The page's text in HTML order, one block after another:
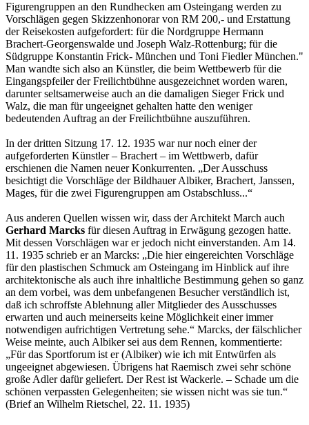
Figurengruppen an den Rundhecken am Osteingang werden zu
Vorschlägen gegen Skizzenhonorar von RM 200,- und Erstattung
der Reisekosten aufgefordert: für die Nordgruppe Hermann
Brachert-Georgenswalde und Joseph Walz-Rottenburg; für die
Südgruppe Konstantin Frick- München und Toni Fiedler München."
Man wandte sich also an Künstler, die beim Wettbewerb für die
Eingangspfeiler der Freilichtbühne ausgezeichnet worden waren,
darunter seltsamerweise auch an die damaligen Sieger Frick und
Walz, die man für ungeeignet gehalten hatte den weniger
bedeutenden Auftrag an der Freilichtbühne auszuführen.
In der dritten Sitzung 17. 12. 1935 war nur noch einer der
aufgeforderten Künstler – Brachert – im Wettbwerb, dafür
erschienen die Namen neuer Konkurrenten. „Der Ausschuss
besichtigt die Vorschläge der Bildhauer Albiker, Brachert, Janssen,
Mages, für die zwei Figurengruppen am Ostabschluss...“
Aus anderen Quellen wissen wir, dass der Architekt March auch
Gerhard Marcks für diesen Auftrag in Erwägung gezogen hatte.
Mit dessen Vorschlägen war er jedoch nicht einverstanden. Am 14.
11. 1935 schrieb er an Marcks: „Die hier eingereichten Vorschläge
für den plastischen Schmuck am Osteingang im Hinblick auf ihre
architektonische als auch ihre inhaltliche Bestimmung gehen so ganz
an dem vorbei, was dem unbefangenen Besucher verständlich ist,
daß ich schroffste Ablehnung aller Mitglieder des Ausschusses
erwarten und auch meinerseits keine Möglichkeit einer immer
notwendigen aufrichtigen Vertretung sehe.“ Marcks, der fälschlicher
Weise meinte, auch Albiker sei aus dem Rennen, kommentierte:
„Für das Sportforum ist er (Albiker) wie ich mit Entwürfen als
ungeeignet abgewiesen. Übrigens hat Raemisch zwei sehr schöne
große Adler dafür geliefert. Der Rest ist Wackerle. – Schade um die
schönen verpassten Gelegenheiten; sie wissen nicht was sie tun.“
(Brief an Wilhelm Rietschel, 22. 11. 1935)